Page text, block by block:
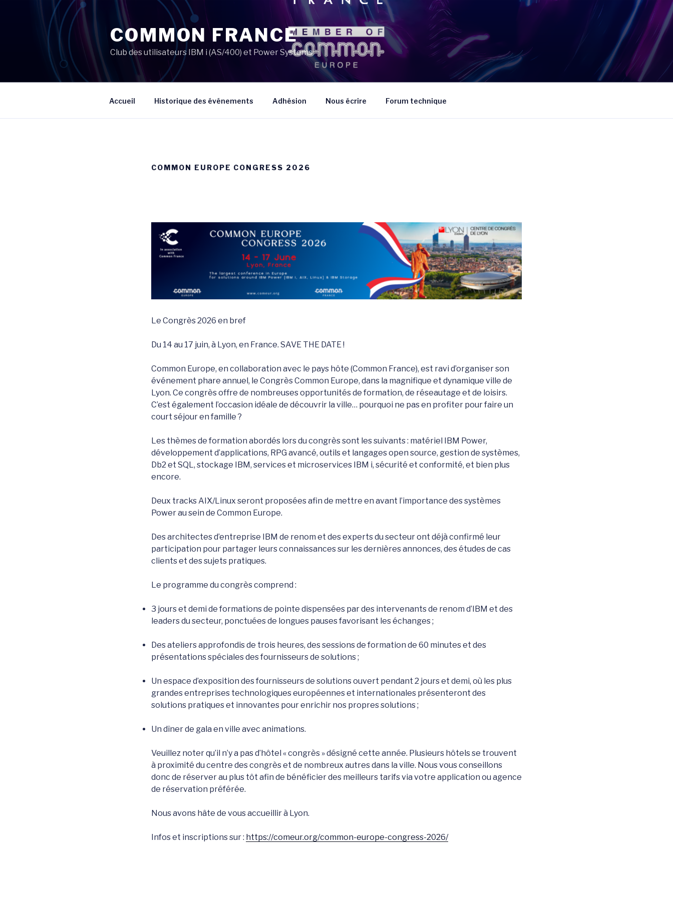
COMMON FRANCE
Club des utilisateurs IBM i (AS/400) et Power Systems
Accueil Historique des événements Adhésion Nous écrire Forum technique
COMMON EUROPE CONGRESS 2026
Le Congrès 2026 en bref
Du 14 au 17 juin, à Lyon, en France. SAVE THE DATE !
Common Europe, en collaboration avec le pays hôte (Common France), est ravi d’organiser son
événement phare annuel, le Congrès Common Europe, dans la magnifique et dynamique ville de
Lyon. Ce congrès offre de nombreuses opportunités de formation, de réseautage et de loisirs.
C’est également l’occasion idéale de découvrir la ville… pourquoi ne pas en profiter pour faire un
court séjour en famille ?
Les thèmes de formation abordés lors du congrès sont les suivants : matériel IBM Power,
développement d’applications, RPG avancé, outils et langages open source, gestion de systèmes,
Db2 et SQL, stockage IBM, services et microservices IBM i, sécurité et conformité, et bien plus
encore.
Deux tracks AIX/Linux seront proposées afin de mettre en avant l’importance des systèmes
Power au sein de Common Europe.
Des architectes d’entreprise IBM de renom et des experts du secteur ont déjà confirmé leur
participation pour partager leurs connaissances sur les dernières annonces, des études de cas
clients et des sujets pratiques.
Le programme du congrès comprend :
3 jours et demi de formations de pointe dispensées par des intervenants de renom d’IBM et des
leaders du secteur, ponctuées de longues pauses favorisant les échanges ;
Des ateliers approfondis de trois heures, des sessions de formation de 60 minutes et des
présentations spéciales des fournisseurs de solutions ;
Un espace d’exposition des fournisseurs de solutions ouvert pendant 2 jours et demi, où les plus
grandes entreprises technologiques européennes et internationales présenteront des
solutions pratiques et innovantes pour enrichir nos propres solutions ;
Un dîner de gala en ville avec animations.
Veuillez noter qu’il n’y a pas d’hôtel « congrès » désigné cette année. Plusieurs hôtels se trouvent
à proximité du centre des congrès et de nombreux autres dans la ville. Nous vous conseillons
donc de réserver au plus tôt afin de bénéficier des meilleurs tarifs via votre application ou agence
de réservation préférée.
Nous avons hâte de vous accueillir à Lyon.
Infos et inscriptions sur : https://comeur.org/common-europe-congress-2026/